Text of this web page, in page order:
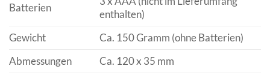
Batterien
enthalten)
Gewicht
Ca. 150 Gramm (ohne Batterien)
Abmessungen
Ca. 120 x 35 mm